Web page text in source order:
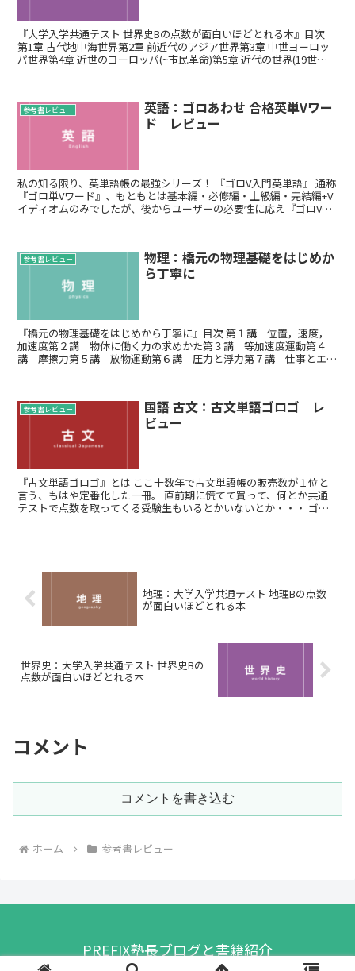
『大学入学共通テスト 世界史Bの点数が面白いほどとれる本』目次
第1章 古代地中海世界第2章 前近代のアジア世界第3章 中世ヨーロッ
パ世界第4章 近世のヨーロッパ(~市民革命)第5章 近代の世界(19世紀~
参考書レビュー
英語：ゴロあわせ 合格英単Vワー
ド レビュー
私の知る限り、英単語帳の最強シリーズ！ 『ゴロV入門英単語』 通称
『ゴロ単Vワード』、もともとは基本編・必修編・上級編・完結編+V
イディオムのみでしたが、後からユーザーの必要性に応え『ゴロV入
参考書レビュー
物理：橋元の物理基礎をはじめか
ら丁寧に
『橋元の物理基礎をはじめから丁寧に』目次 第１講 位置，速度，
加速度第２講 物体に働く力の求めかた第３講 等加速度運動第４
講 摩擦力第５講 放物運動第６講 圧力と浮力第７講 仕事とエネ
参考書レビュー
国語 古文：古文単語ゴロゴ レ
ビュー
『古文単語ゴロゴ』とは ここ十数年で古文単語帳の販売数が１位と
言う、もはや定番化した一冊。 直前期に慌てて買って、何とか共通
テストで点数を取ってくる受験生もいるとかいないとか・・・ ゴロ
地理：大学入学共通テスト 地理Bの点数
が面白いほどとれる本
世界史：大学入学共通テスト 世界史Bの
点数が面白いほどとれる本
コメント
コメントを書き込む
ホーム 参考書レビュー
PREFIX塾長ブログと書籍紹介